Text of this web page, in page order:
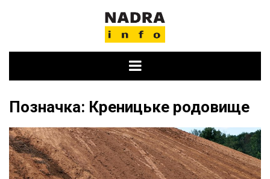
Позначка: Креницьке родовище